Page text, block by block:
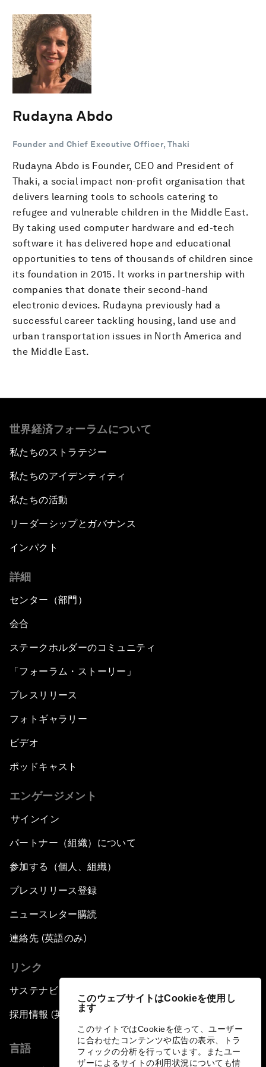
このウェブサイトはCookieを使用し
ます
このサイトではCookieを使って、ユーザー
に合わせたコンテンツや広告の表示、トラ
フィックの分析を行っています。またユー
ザーによるサイトの利用状況についても情
Rudayna Abdo
Founder and Chief Executive Officer, Thaki
Rudayna Abdo is Founder, CEO and President of
Thaki, a social impact non-profit organisation that
delivers learning tools to schools catering to
refugee and vulnerable children in the Middle East.
By taking used computer hardware and ed-tech
software it has delivered hope and educational
opportunities to tens of thousands of children since
its foundation in 2015. It works in partnership with
companies that donate their second-hand
electronic devices. Rudayna previously had a
successful career tackling housing, land use and
urban transportation issues in North America and
the Middle East.
世界経済フォーラムについて
私たちのストラテジー
私たちのアイデンティティ
私たちの活動
リーダーシップとガバナンス
インパクト
詳細
センター（部門）
会合
ステークホルダーのコミュニティ
「フォーラム・ストーリー」
プレスリリース
フォトギャラリー
ビデオ
ポッドキャスト
エンゲージメント
サインイン
パートナー（組織）について
参加する（個人、組織）
プレスリリース登録
ニュースレター購読
連絡先 (英語のみ)
リンク
サステナビリティへの取り組み
採用情報 (英語のみ)
言語